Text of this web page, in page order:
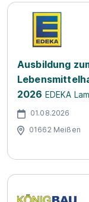
Ausbildung
2026 EDEKA
01.08.2026
01662 Meißen